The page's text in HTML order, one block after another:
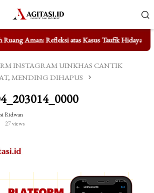
atas Kasus Taufik Hidayat Mengungkap
INSTAGRAM UINKHAS CANTIK
MENDING DIHAPUS
Ridwan
27 views